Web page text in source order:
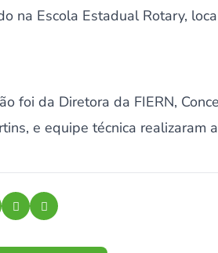
na Escola Estadual Rotary,
foi da Diretora da FIERN,
e equipe técnica realizaram